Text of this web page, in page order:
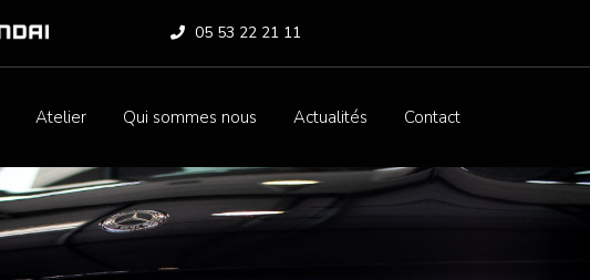
05 53 22 21 11
Atelier Qui sommes nous Actualités Contact